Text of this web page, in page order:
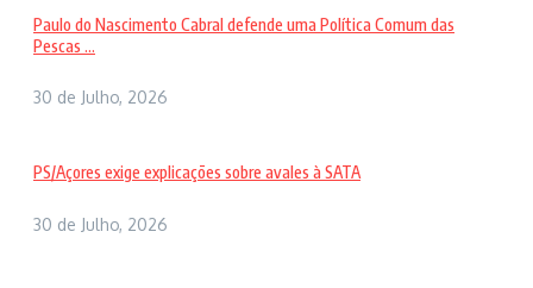
Paulo do Nascimento Cabral defende uma Política Comum das
Pescas ...
30 de Julho, 2026
PS/Açores exige explicações sobre avales à SATA
30 de Julho, 2026